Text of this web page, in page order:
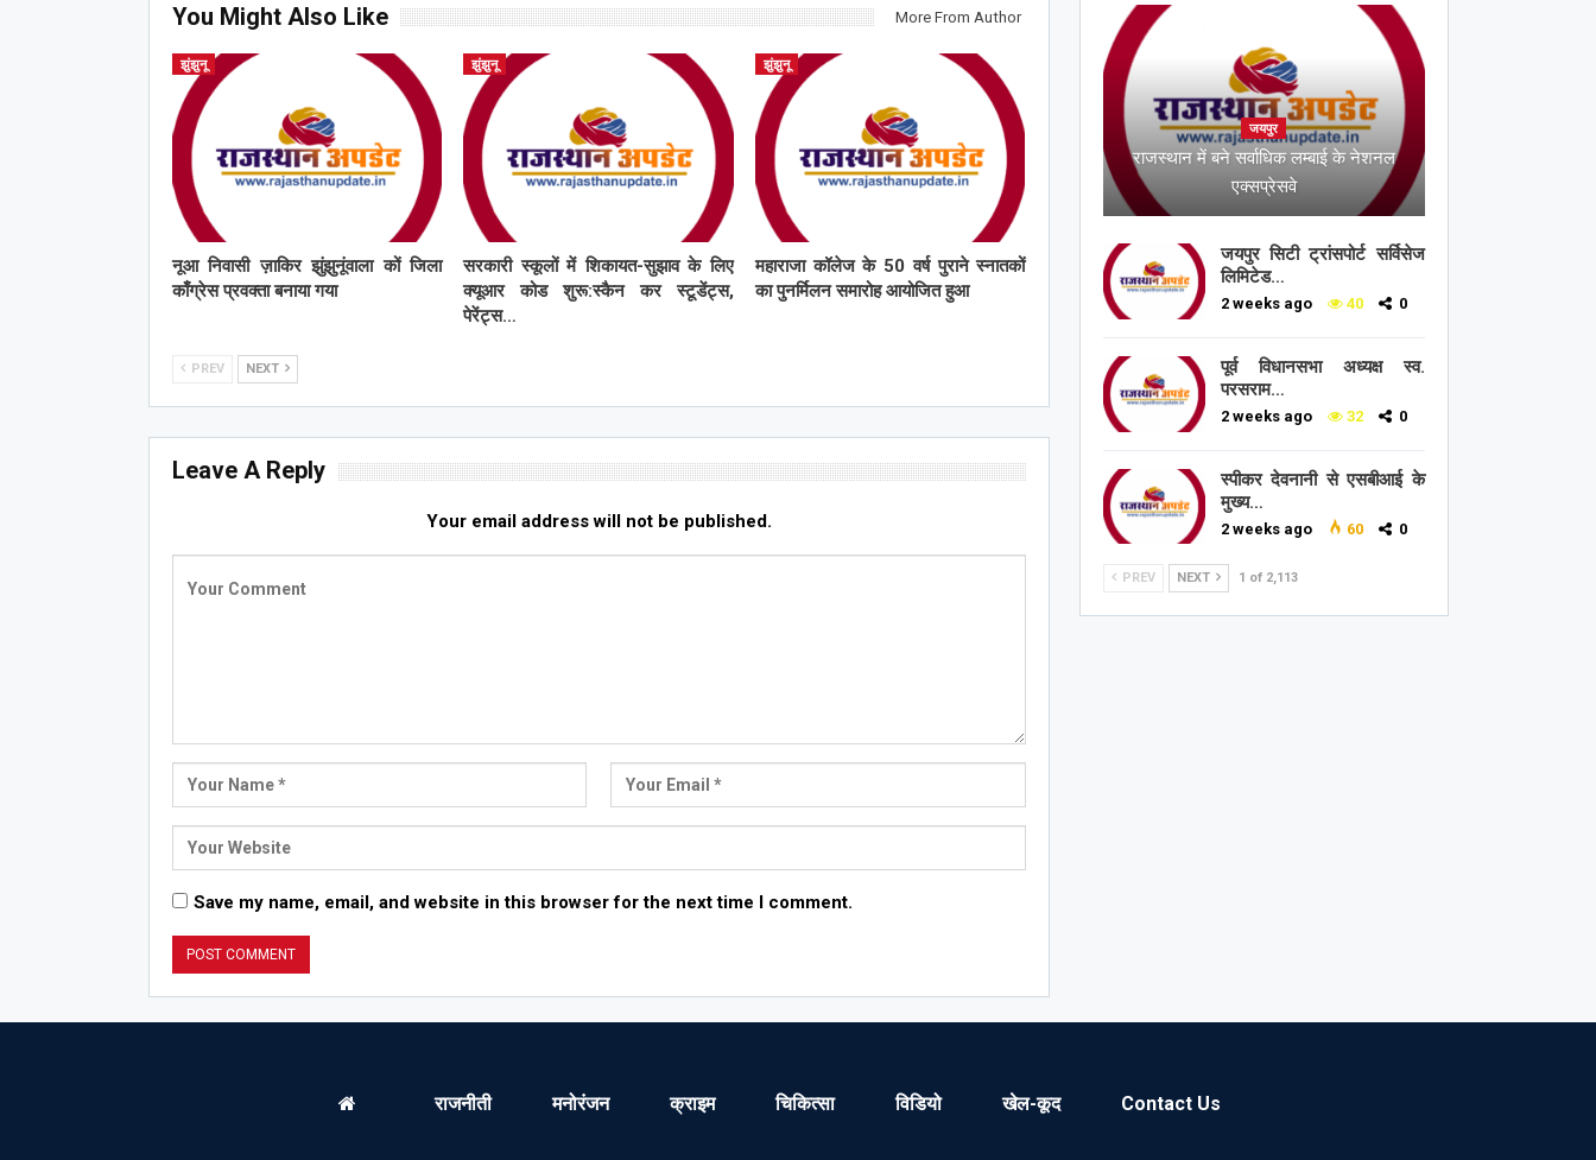
You Might Also Like More From Author
झुंझुनू
नूआ निवासी ज़ाकिर झुंझुनूंवाला कों जिला
काँग्रेस प्रवक्ता बनाया गया
झुंझुनू
सरकारी स्कूलों में शिकायत-सुझाव के लिए
क्यूआर कोड शुरू:स्कैन कर स्टूडेंट्स,
पेरेंट्स…
झुंझुनू
महाराजा कॉलेज के 50 वर्ष पुराने स्नातकों
का पुनर्मिलन समारोह आयोजित हुआ
PREV NEXT
Leave A Reply
Your email address will not be published.
Save my name, email, and website in this browser for the next time I comment.
जयपुर
राजस्थान में बने सर्वाधिक लम्बाई के नेशनल
एक्सप्रेसवे
जयपुर सिटी ट्रांसपोर्ट सर्विसेज
लिमिटेड…
2 weeks ago 40 0
पूर्व विधानसभा अध्यक्ष स्व.
परसराम…
2 weeks ago 32 0
स्पीकर देवनानी से एसबीआई के
मुख्य…
2 weeks ago 60 0
PREV NEXT 1 of 2,113
राजनीती मनोरंजन क्राइम चिकित्सा विडियो खेल-कूद Contact Us